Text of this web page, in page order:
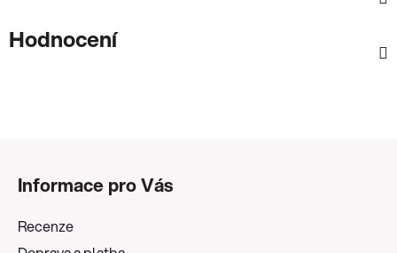
Hodnocení
Informace pro Vás
Recenze